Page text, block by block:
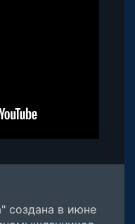
создана в июне